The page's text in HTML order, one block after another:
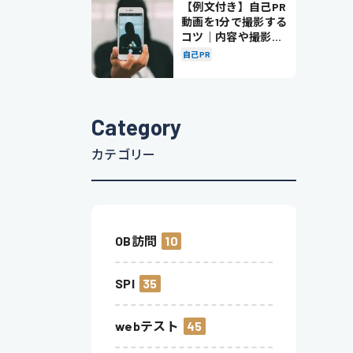
【例文付き】自己PR
動画を1分で撮影する
コツ｜内容や撮影の
ポイントも解説
自己PR
Category
カテゴリー
OB訪問 10
SPI 35
webテスト 45